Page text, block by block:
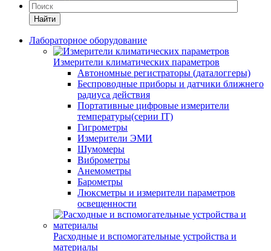
Найти
Лабораторное оборудование
Измерители климатических параметров
Автономные регистраторы (даталоггеры)
Беспроводные приборы и датчики ближнего
радиуса действия
Портативные цифровые измерители
температуры(серии IT)
Гигрометры
Измерители ЭМИ
Шумомеры
Виброметры
Анемометры
Барометры
Люксметры и измерители параметров
освещенности
Расходные и вспомогательные устройства и
материалы